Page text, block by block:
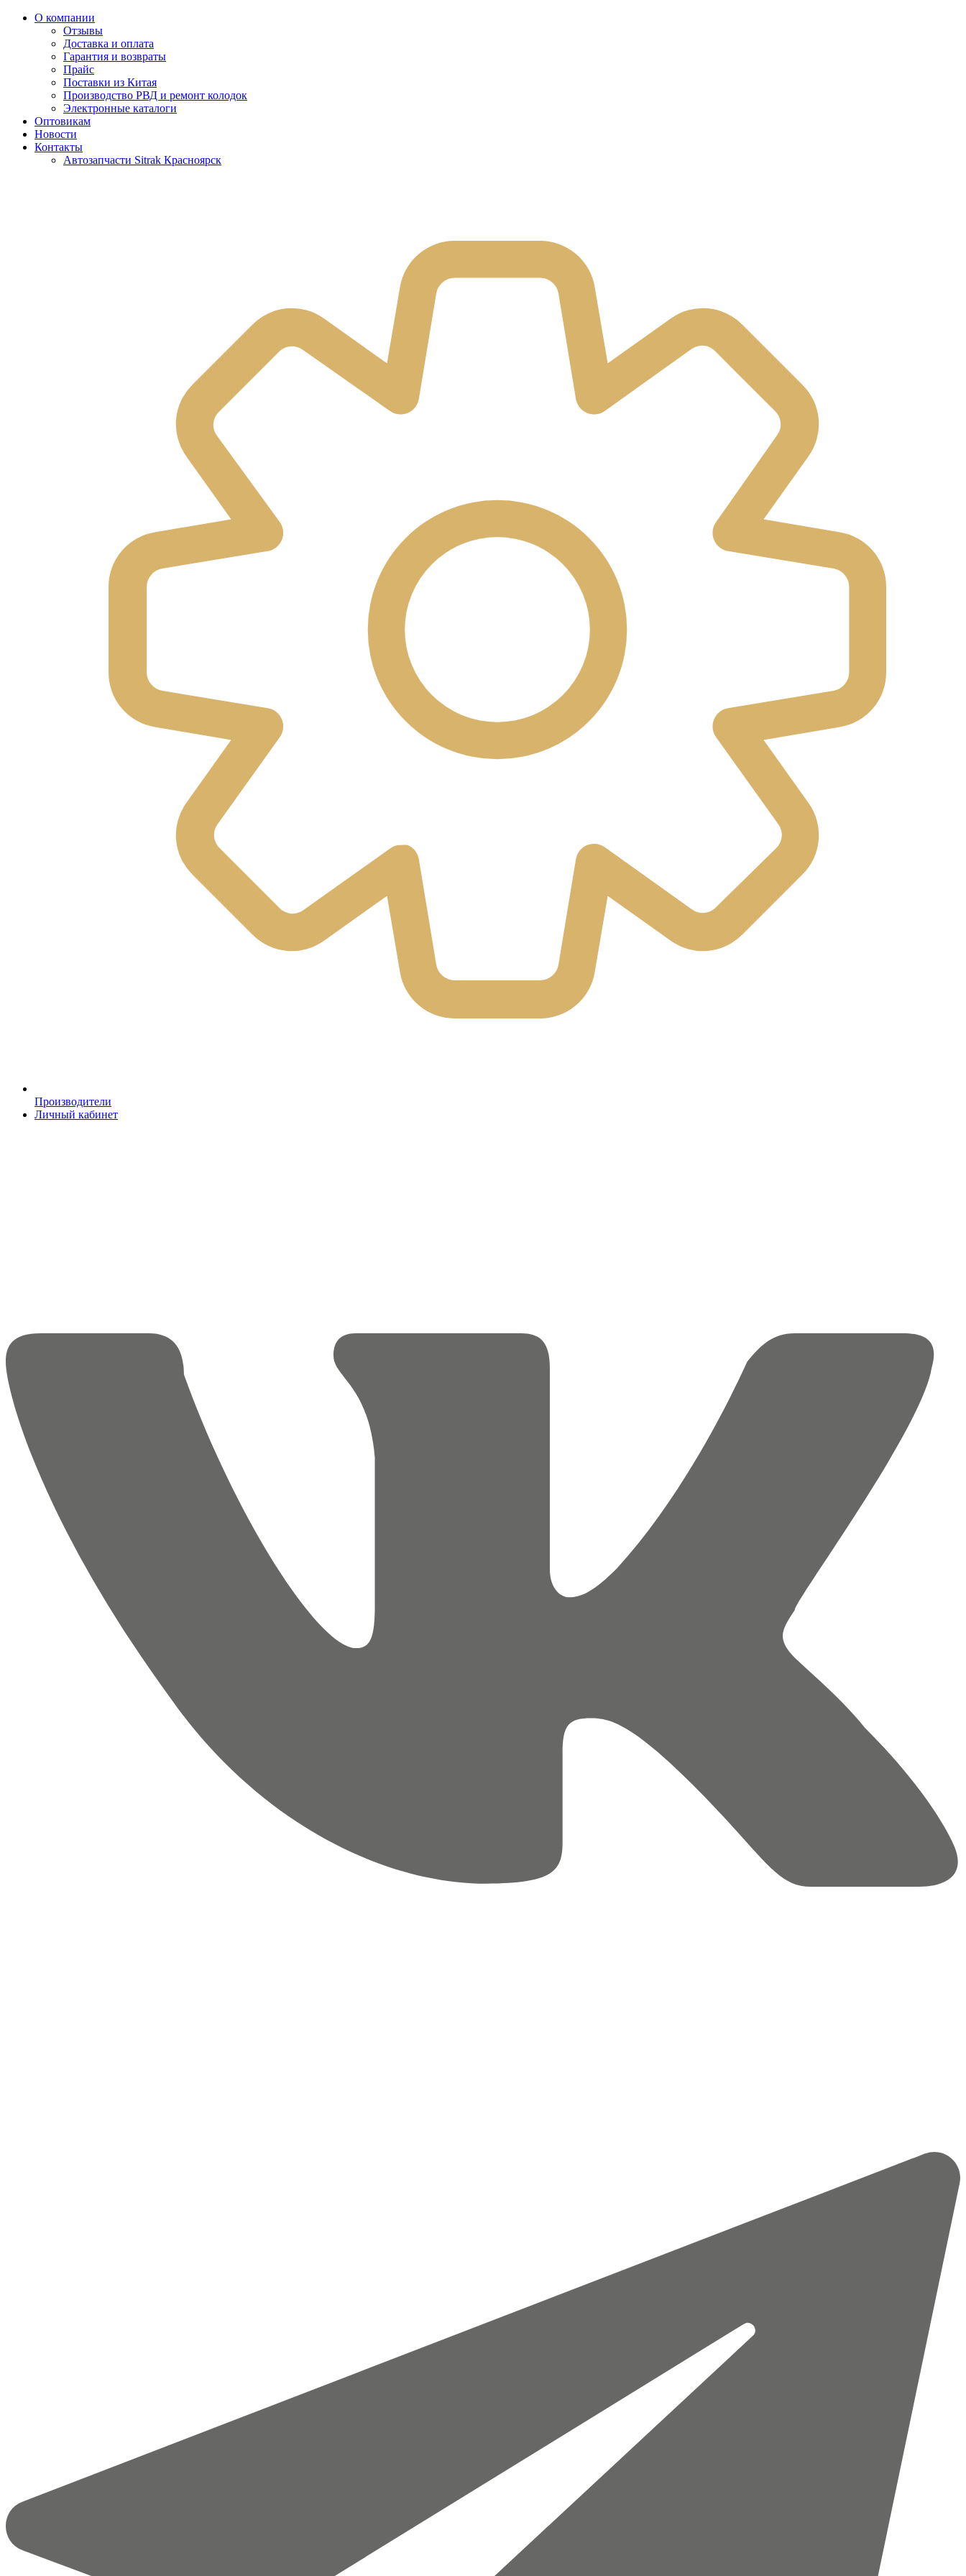
О компании
Отзывы
Доставка и оплата
Гарантия и возвраты
Прайс
Поставки из Китая
Производство РВД и ремонт колодок
Электронные каталоги
Оптовикам
Новости
Контакты
Автозапчасти Sitrak Красноярск
Производители
Личный кабинет